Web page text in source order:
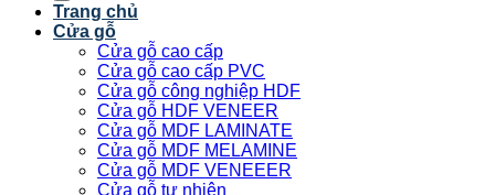
Trang chủ
Cửa gỗ
Cửa gỗ cao cấp
Cửa gỗ cao cấp PVC
Cửa gỗ công nghiệp HDF
Cửa gỗ HDF VENEER
Cửa gỗ MDF LAMINATE
Cửa gỗ MDF MELAMINE
Cửa gỗ MDF VENEEER
Cửa gỗ tự nhiên